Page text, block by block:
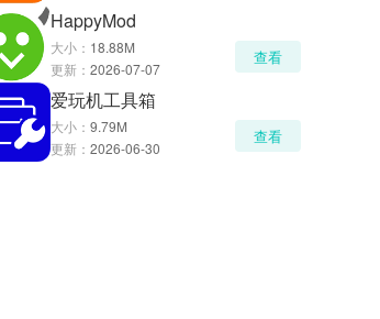
HappyMod
大小： 18.88M
更新： 2026-07-07
查看
爱玩机工具箱
大小： 9.79M
更新： 2026-06-30
查看